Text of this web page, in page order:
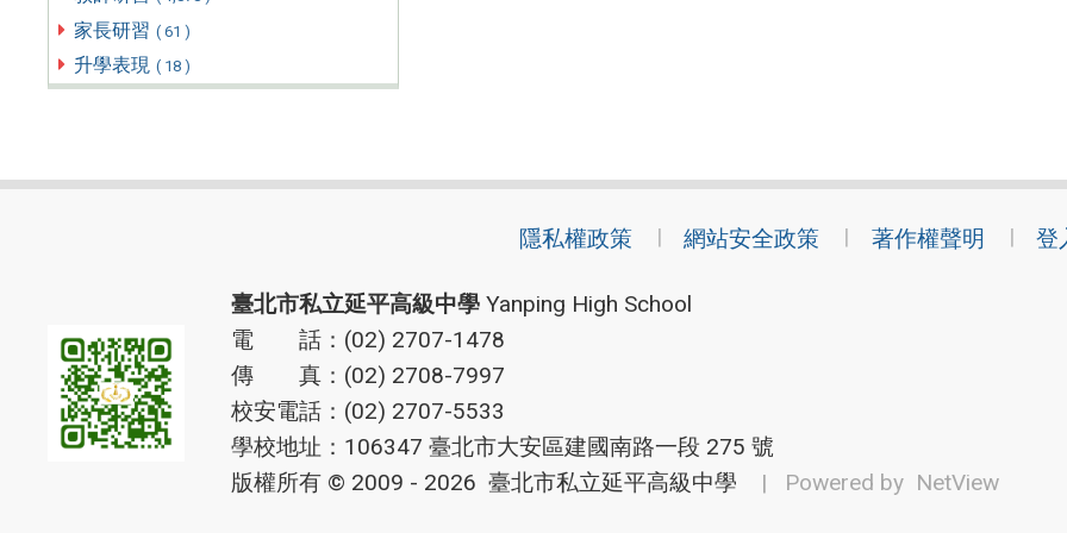
家長研習 ( 61 )
升學表現 ( 18 )
隱私權政策 網站安全政策 著作權聲明 登
臺北市私立延平高級中學Yanping High School
電 話：(02) 2707-1478
傳 真：(02) 2708-7997
校安電話：(02) 2707-5533
學校地址：106347 臺北市大安區建國南路一段 275 號
版權所有 © 2009 - 2026 臺北市私立延平高級中學 | Powered by NetView